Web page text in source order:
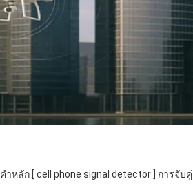
คำหลัก [ cell phone signal detector ] การจับคู่